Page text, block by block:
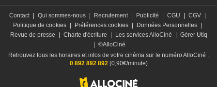
Contact Qui sommes-nous Recrutement Publicité CGU CGV
Politique de cookies
Préférences cookies Données Personnelles
Revue de presse
Charte d'écriture Les services AlloCiné
Gérer Utiq
©AlloCiné
Retrouvez tous les horaires et infos de votre cinéma sur le numéro AlloCiné :
0 892 892 892(0,90€/minute)